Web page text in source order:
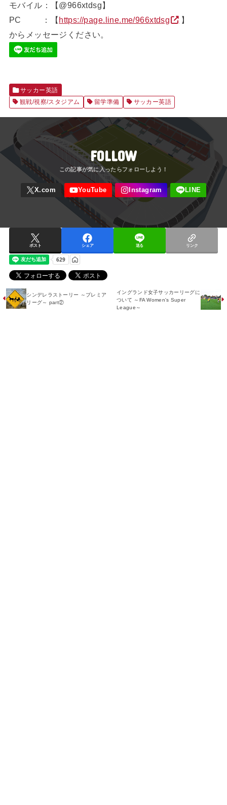
モバイル：【@966xtdsg】
PC ：【 https://page.line.me/966xtdsg
】
からメッセージください。
サッカー英語
観戦/視察/スタジアム
留学準備 サッカー英語
FOLLOW
ポスト シェア 送る リンク
シンデレラストーリー ～プレミア
リーグ～ part②
イングランド女子サッカーリーグに
ついて ～FA Women's Super
League～